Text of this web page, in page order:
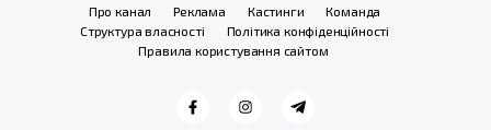
Про канал Реклама Кастинги
Команда
Структура власності
Політика конфіденційності
Правила користування сайтом